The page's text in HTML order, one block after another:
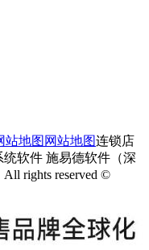
站地图 网站地图连锁店
软件 施易德软件（深
rights reserved ©